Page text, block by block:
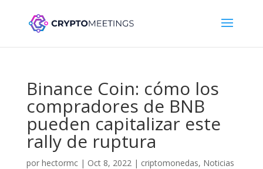
Binance Coin: cómo los
compradores de BNB
pueden capitalizar este
rally de ruptura
por hectormc| Oct 8, 2022| criptomonedas, Noticias